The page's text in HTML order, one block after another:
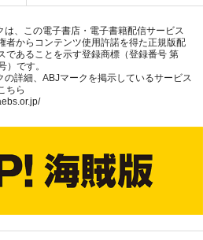
は、この電子書店・電子書籍配信サービス
者からコンテンツ使用許諾を得た正規版配
であることを示す登録商標（登録番号 第
）です。
の詳細、ABJマークを掲示しているサービス
ちら